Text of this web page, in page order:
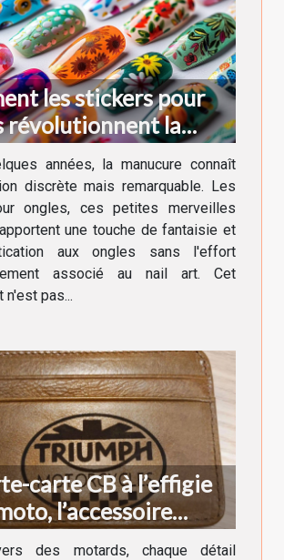
les stickers pour
révolutionnent la
moderne
années, la manucure connaît
discrète mais remarquable. Les
ongles, ces petites merveilles
une touche de fantaisie et
aux ongles sans l'effort
associé au nail art. Cet
n'est pas...
carte CB à l’effigie
l’accessoire
du motard
des motards, chaque détail